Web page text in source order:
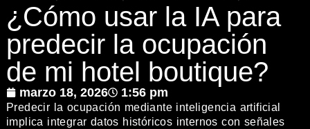
¿Cómo usar la IA para
predecir la ocupación
de mi hotel boutique?
marzo 18, 2026 1:56 pm
Predecir la ocupación mediante inteligencia artificial
implica integrar datos históricos internos con señales